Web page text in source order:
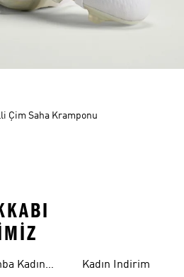
Çim Saha Kramponu
Kadın
Kadın Indirim